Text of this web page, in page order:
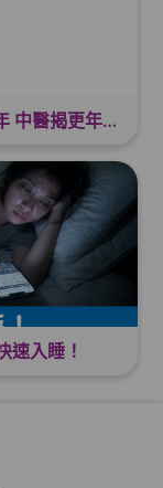
更年期保養無感?忽略呢點隨時捱多幾年 中醫揭更年保養關鍵 輕鬆舒適渡過更年期
速入睡！